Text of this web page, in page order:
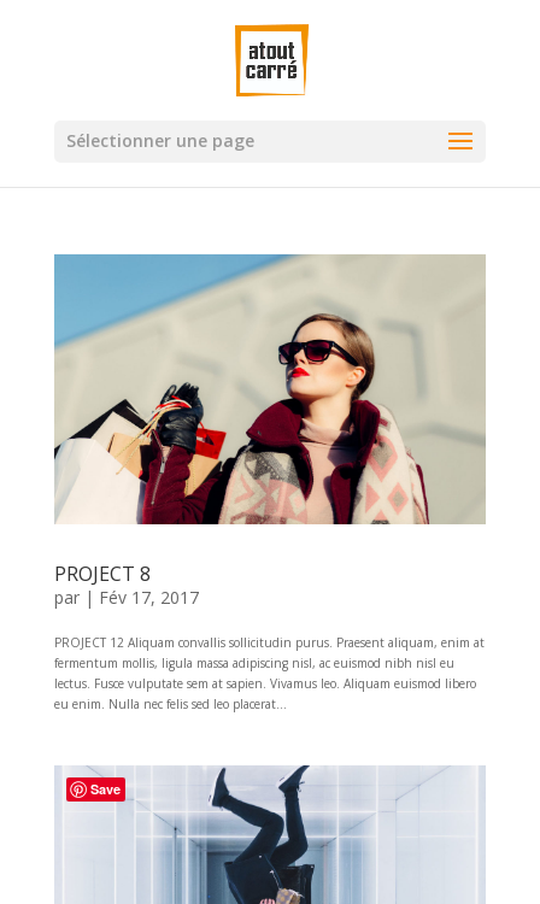
Sélectionner une page
PROJECT 8
par | Fév 17, 2017
PROJECT 12 Aliquam convallis sollicitudin purus. Praesent aliquam, enim at
fermentum mollis, ligula massa adipiscing nisl, ac euismod nibh nisl eu
lectus. Fusce vulputate sem at sapien. Vivamus leo. Aliquam euismod libero
eu enim. Nulla nec felis sed leo placerat...
Save